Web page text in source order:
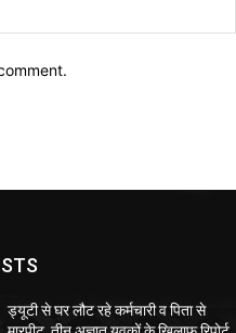
ड्यूटी से घर लौट रहे कर्मचारी व पिता से